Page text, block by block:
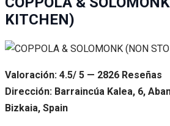
KITCHEN)
Valoración: 4.5/ 5 — 2826 Reseñas
Dirección: Barraincúa Kalea, 6,
Bizkaia, Spain